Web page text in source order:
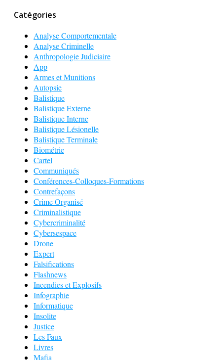
Catégories
Analyse Comportementale
Analyse Criminelle
Anthropologie Judiciaire
App
Armes et Munitions
Autopsie
Balistique
Balistique Externe
Balistique Interne
Balistique Lésionelle
Balistique Terminale
Biométrie
Cartel
Communiqués
Conférences-Colloques-Formations
Contrefaçons
Crime Organisé
Criminalistique
Cybercriminalité
Cybersespace
Drone
Expert
Falsifications
Flashnews
Incendies et Explosifs
Infographie
Informatique
Insolite
Justice
Les Faux
Livres
Mafia